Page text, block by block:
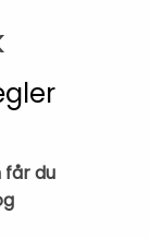
får du